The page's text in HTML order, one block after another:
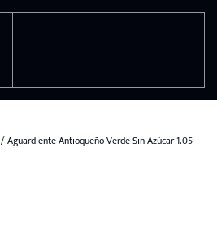
/ Aguardiente Antioqueño Verde Sin Azúcar 1.05